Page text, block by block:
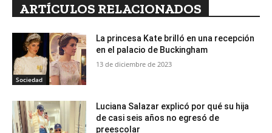
ARTÍCULOS RELACIONADOS
Sociedad
La princesa Kate brilló en una recepción
en el palacio de Buckingham
13 de diciembre de 2023
Luciana Salazar explicó por qué su hija
de casi seis años no egresó de
preescolar